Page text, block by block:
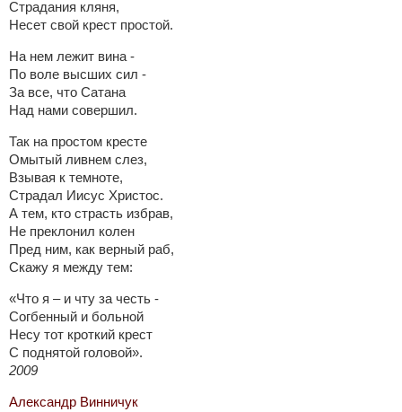
Страдания кляня,
Несет свой крест простой.
На нем лежит вина -
По воле высших сил -
За все, что Сатана
Над нами совершил.
Так на простом кресте
Омытый ливнем слез,
Взывая к темноте,
Страдал Иисус Христос.
А тем, кто страсть избрав,
Не преклонил колен
Пред ним, как верный раб,
Скажу я между тем:
«Что я – и чту за честь -
Согбенный и больной
Несу тот кроткий крест
С поднятой головой».
2009
Александр Винничук